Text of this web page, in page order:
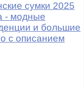
сумки 2025
- модные
и большие
с описанием